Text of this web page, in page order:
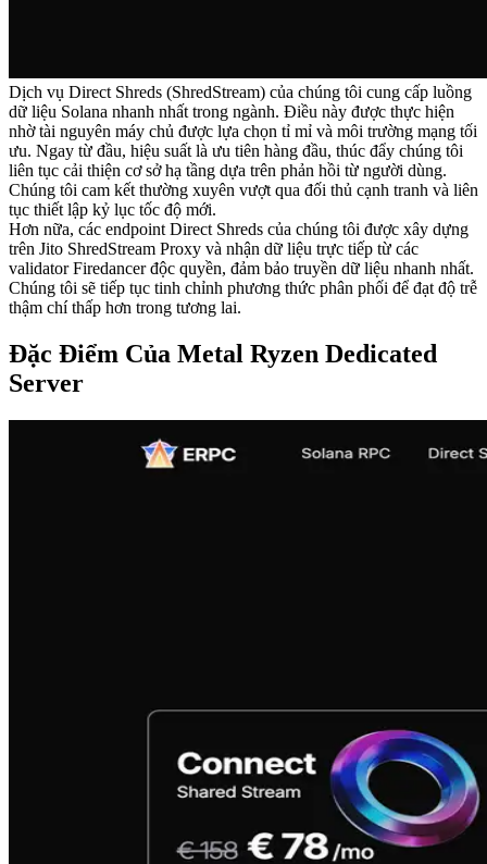
Dịch vụ Direct Shreds (ShredStream) của chúng tôi cung cấp luồng
dữ liệu Solana nhanh nhất trong ngành. Điều này được thực hiện
nhờ tài nguyên máy chủ được lựa chọn tỉ mỉ và môi trường mạng tối
ưu. Ngay từ đầu, hiệu suất là ưu tiên hàng đầu, thúc đẩy chúng tôi
liên tục cải thiện cơ sở hạ tầng dựa trên phản hồi từ người dùng.
Chúng tôi cam kết thường xuyên vượt qua đối thủ cạnh tranh và liên
tục thiết lập kỷ lục tốc độ mới.
Hơn nữa, các endpoint Direct Shreds của chúng tôi được xây dựng
trên Jito ShredStream Proxy và nhận dữ liệu trực tiếp từ các
validator Firedancer độc quyền, đảm bảo truyền dữ liệu nhanh nhất.
Chúng tôi sẽ tiếp tục tinh chỉnh phương thức phân phối để đạt độ trễ
thậm chí thấp hơn trong tương lai.
Đặc Điểm Của Metal Ryzen Dedicated
Server